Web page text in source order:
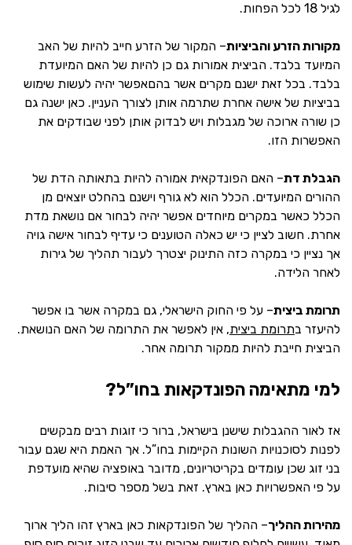
לגיל 18 לכל הפחות.
מקורות הזרע והביציות– המקור של הזרע חייב להיות של האב
המיועד בלבד. הביצית אמורות גם כן להיות של האם המיועדת
בלבד. בכל זאת ישנם מקרים אשר בהםאפשר יהיה לעשות שימוש
בביציות של אישה אחרת שתרמה אותן לצורך העניין. כאן ישנה גם
כן שורה ארוכה של מגבלות ויש לבדוק אותן לפני שבודקים את
האפשרות הזו.
הגבלת דת– האם הפונדקאית אמורה להיות בתאותה הדת של
ההורים המיועדים. הכלל הוא לא גורף וישנם בהחלט יוצאים מן
הכלל כאשר במקרים מיוחדים אפשר יהיה לבחור אם נושאת מדת
אחרת. חשוב לציין כי יש כאלה הטוענים כי עדיף לבחור אישה גויה
אך נציין כי במקרה כזה התינוק יצטרך לעבור תהליך של גירות
לאחר הלידה.
תרומת ביצית– על פי החוק הישראלי, גם במקרה אשר בו אפשר
להיעזר בתרומת ביצית, אין לאפשר את התרומה של האם הנושאת.
הביצית חייבת להיות ממקור תרומה אחר.
למי מתאימה הפונדקאות בחו”ל?
אז לאור ההגבלות שישנן בישראל, ברור כי זוגות רבים מבקשים
לפנות לסוכנויות השונות הקיימות בחו”ל. אך האמת היא שגם עבור
בני זוג שכן עומדים בקריטריונים, מדובר באופציה שהיא מועדפת
על פי האפשרויות כאן בארץ. זאת בשל מספר סיבות.
מהירות ההליך– ההליך של הפונדקאות כאן בארץ זהו הליך ארוך